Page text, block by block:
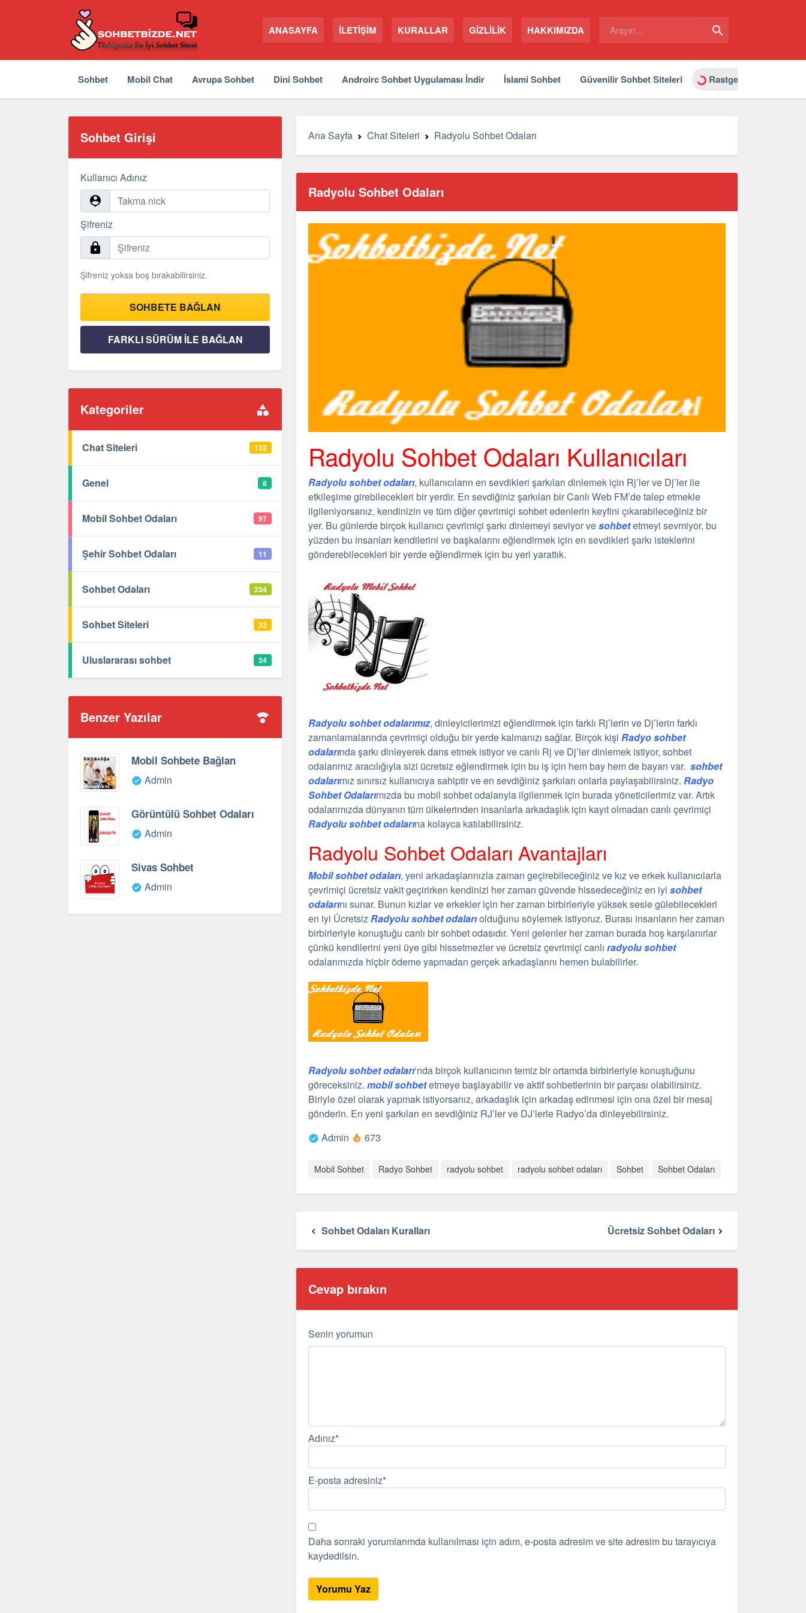
ANASAYFA İLETİŞİM KURALLAR GİZLİLİK HAKKIMIZDA
Sohbet Mobil Chat Avrupa Sohbet Dini Sohbet Androirc Sohbet Uygulaması İndir İslami Sohbet Güvenilir Sohbet Siteleri Rastgele
Sohbet Girişi
Kullanıcı Adınız
Şifreniz
Şifreniz yoksa boş bırakabilirsiniz.
SOHBETE BAĞLAN
FARKLI SÜRÜM İLE BAĞLAN
Kategoriler
Chat Siteleri 132
Genel 8
Mobil Sohbet Odaları 97
Şehir Sohbet Odaları 11
Sohbet Odaları 234
Sohbet Siteleri 32
Uluslararası sohbet 34
Benzer Yazılar
Mobil Sohbete Bağlan
Admin
Görüntülü Sohbet Odaları
Admin
Sivas Sohbet
Admin
Ana Sayfa Chat Siteleri Radyolu Sohbet Odaları
Radyolu Sohbet Odaları
Radyolu Sohbet Odaları Kullanıcıları
Radyolu sohbet odaları, kullanıcıların en sevdikleri şarkıları dinlemek için Rj’ler ve Dj’ler ile
etkileşime girebilecekleri bir yerdir. En sevdiğiniz şarkıları bir Canlı Web FM’de talep etmekle
ilgileniyorsanız, kendinizin ve tüm diğer çevrimiçi sohbet edenlerin keyfini çıkarabileceğiniz bir
yer. Bu günlerde birçok kullanıcı çevrimiçi şarkı dinlemeyi seviyor vesohbetetmeyi sevmiyor, bu
yüzden bu insanları kendilerini ve başkalarını eğlendirmek için en sevdikleri şarkı isteklerini
gönderebilecekleri bir yerde eğlendirmek için bu yeri yarattık.
Radyolu sohbet odalarımız, dinleyicilerimizi eğlendirmek için farklı Rj’lerin ve Dj’lerin farklı
zamanlamalarında çevrimiçi olduğu bir yerde kalmanızı sağlar. Birçok kişi Radyo sohbet
odalarında şarkı dinleyerek dans etmek istiyor ve canlı Rj ve Dj’ler dinlemek istiyor, sohbet
odalarımız aracılığıyla sizi ücretsiz eğlendirmek için bu iş için hem bay hem de bayan var. sohbet
odalarımız sınırsız kullanıcıya sahiptir ve en sevdiğiniz şarkıları onlarla paylaşabilirsiniz. Radyo
Sohbet Odalarımızda bu mobil sohbet odalarıyla ilgilenmek için burada yöneticilerimiz var. Artık
odalarımızda dünyanın tüm ülkelerinden insanlarla arkadaşlık için kayıt olmadan canlı çevrimiçi
Radyolu sohbet odalarına kolayca katılabilirsiniz.
Radyolu Sohbet Odaları Avantajları
Mobil sohbet odaları, yeni arkadaşlarınızla zaman geçirebileceğiniz ve kız ve erkek kullanıcılarla
çevrimiçi ücretsiz vakit geçirirken kendinizi her zaman güvende hissedeceğiniz en iyi sohbet
odalarını sunar. Bunun kızlar ve erkekler için her zaman birbirleriyle yüksek sesle gülebilecekleri
en iyi ÜcretsizRadyolu sohbet odalarıolduğunu söylemek istiyoruz. Burası insanların her zaman
birbirleriyle konuştuğu canlı bir sohbet odasıdır. Yeni gelenler her zaman burada hoş karşılanırlar
çünkü kendilerini yeni üye gibi hissetmezler ve ücretsiz çevrimiçi canlı radyolu sohbet
odalarımızda hiçbir ödeme yapmadan gerçek arkadaşlarını hemen bulabilirler.
Radyolu sohbet odaları‘nda birçok kullanıcının temiz bir ortamda birbirleriyle konuştuğunu
göreceksiniz. mobilsohbetetmeye başlayabilir ve aktif sohbetlerinin bir parçası olabilirsiniz.
Biriyle özel olarak yapmak istiyorsanız, arkadaşlık için arkadaş edinmesi için ona özel bir mesaj
gönderin. En yeni şarkıları en sevdiğiniz RJ’ler ve DJ’lerle Radyo’da dinleyebilirsiniz.
Admin
673
Mobil Sohbet Radyo Sohbet radyolu sohbet radyolu sohbet odaları Sohbet Sohbet Odaları
Sohbet Odaları Kuralları Ücretsiz Sohbet Odaları
Cevap bırakın
Senin yorumun
Adınız*
E-posta adresiniz*
Daha sonraki yorumlarımda kullanılması için adım, e-posta adresim ve site adresim bu tarayıcıya
kaydedilsin.